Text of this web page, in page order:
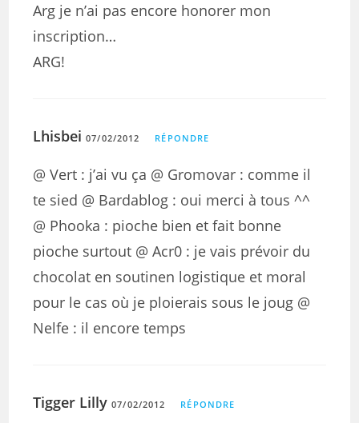
Arg je n’ai pas encore honorer mon
inscription…
ARG!
Lhisbei 07/02/2012 RÉPONDRE
@ Vert : j’ai vu ça @ Gromovar : comme il
te sied @ Bardablog : oui merci à tous ^^
@ Phooka : pioche bien et fait bonne
pioche surtout @ Acr0 : je vais prévoir du
chocolat en soutinen logistique et moral
pour le cas où je ploierais sous le joug @
Nelfe : il encore temps
Tigger Lilly 07/02/2012 RÉPONDRE